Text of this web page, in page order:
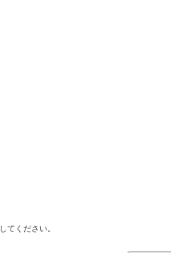
てください。